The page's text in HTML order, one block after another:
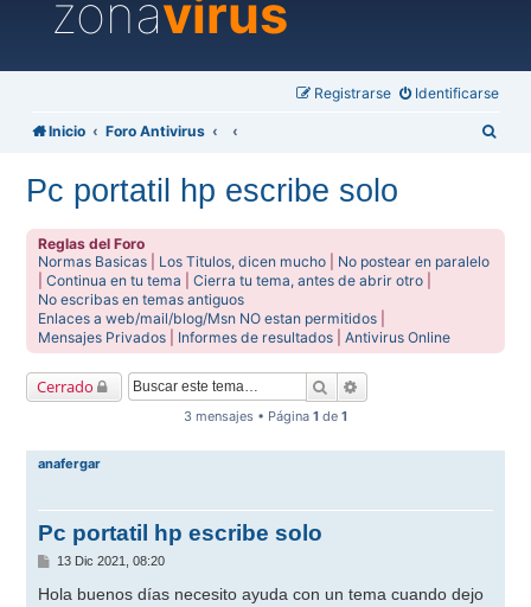
zonavirus
Identificarse
Registrarse
Inicio Foro Antivirus
Pc portatil hp escribe solo
Reglas del Foro
Normas Basicas
Los Titulos, dicen mucho
No postear en paralelo
|Continua en tu tema |Cierra tu tema, antes de abrir otro
No escribas en temas antiguos
Enlaces a web/mail/blog/Msn NO estan permitidos
Mensajes Privados
Informes de resultados |Antivirus Online
Cerrado Buscar
3 mensajes • Página 1 de 1
anafergar
Pc portatil hp escribe solo
M
n
13 Dic 2021, 08:20
Hola buenos días necesito ayuda con un tema cuando dejo